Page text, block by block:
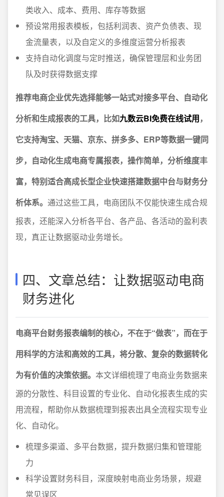
类收入、成本、费用、库存等数据
预设常用报表模板，包括利润表、资产负债表、现
金流量表，以及自定义的多维度运营分析报表
支持自动化调度与定时推送，确保管理层和业务团
队及时获得数据支撑
推荐电商企业优先选择能够一站式对接多平台、自动化
分析和生成报表的工具，比如九数云BI免费在线试用，
它支持淘宝、天猫、京东、拼多多、ERP等数据一键同
步，自动化生成电商专属报表，操作简单，分析维度丰
富，特别适合高成长型企业快速搭建数据中台与财务分
析体系。 通过这些工具，电商团队不仅能快速生成合规
报表，还能深入分析各平台、各产品、各活动的盈利表
现，真正让数据驱动业务增长。
四、文章总结：让数据驱动电商
财务进化
电商平台财务报表编制的核心，不在于“做表”，而在于
用科学的方法和高效的工具，将分散、复杂的数据转化
为有价值的决策依据。 本文详细梳理了电商业务数据来
源的分散性、科目设置的专业化、自动化报表生成的实
用流程，帮助你从数据梳理到报表出具全流程实现专业
化、自动化。
梳理多渠道、多平台数据，提升数据归集和管理能
力
科学设置财务科目，深度映射电商业务场景，规避
常见误区